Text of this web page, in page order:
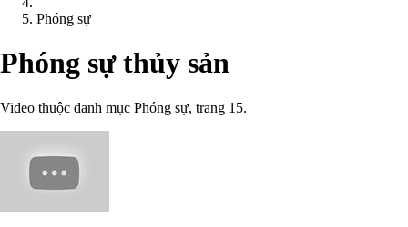
Phóng sự
Phóng sự thủy sản
Video thuộc danh mục Phóng sự, trang 15.